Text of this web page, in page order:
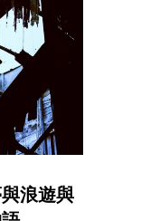
浪遊與